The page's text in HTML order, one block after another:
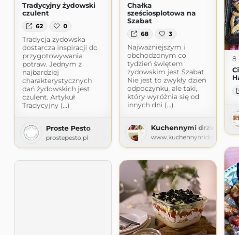
Tradycyjny żydowski
czulent
62 0
Tradycja żydowska
dostarcza inspiracji do
przygotowywania
potraw. Jednym z
najbardziej
charakterystycznych
dań żydowskich jest
czulent. Artykuł
Tradycyjny (...)
Proste Pesto
prostepesto.pl
Chałka
sześciosplotowa na
Szabat
68 3
Najważniejszym i
obchodzonym co
tydzień świętem
żydowskim jest Szabat.
Nie jest to zwykły dzień
odpoczynku, ale taki,
który wyróżnia się od
innych dni (...)
Kuchennymi drzwiami
www.kuchennymidrzwiami.pl
8